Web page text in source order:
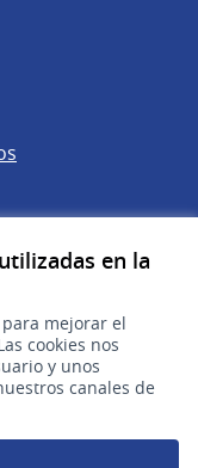
en la
mejorar el
cookies nos
y unos
canales de
del Uruguay